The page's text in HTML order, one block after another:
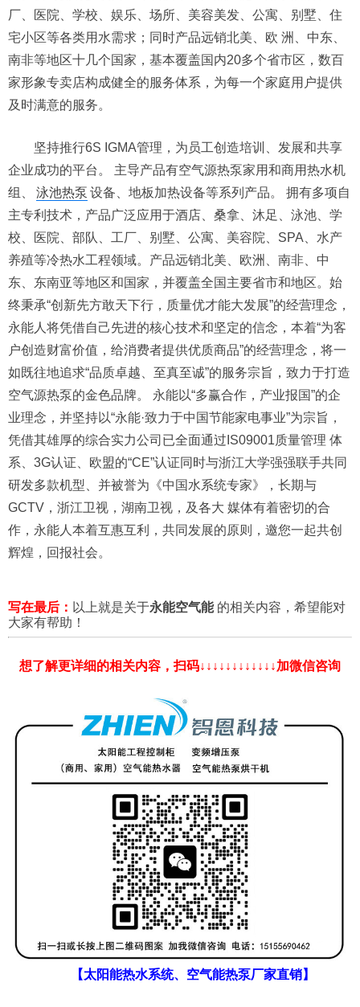
厂、医院、学校、娱乐、场所、美容美发、公寓、别墅、住
宅小区等各类用水需求；同时产品远销北美、欧 洲、中东、
南非等地区十几个国家，基本覆盖国内20多个省市区，数百
家形象专卖店构成健全的服务体系，为每一个家庭用户提供
及时满意的服务。
坚持推行6S IGMA管理，为员工创造培训、发展和共享
企业成功的平台。 主导产品有空气源热泵家用和商用热水机
组、
泳池热泵 设备、地板加热设备等系列产品。 拥有多项自
主专利技术，产品广泛应用于酒店、桑拿、沐足、泳池、学
校、医院、部队、工厂、别墅、公寓、美容院、SPA、水产
养殖等冷热水工程领域。产品远销北美、欧洲、南非、中
东、东南亚等地区和国家，并覆盖全国主要省市和地区。始
终秉承“创新先方敢天下行，质量优才能大发展”的经营理念，
永能人将凭借自己先进的核心技术和坚定的信念，本着“为客
户创造财富价值，给消费者提供优质商品”的经营理念，将一
如既往地追求“品质卓越、至真至诚”的服务宗旨，致力于打造
空气源热泵的金色品牌。 永能以“多赢合作，产业报国”的企
业理念，并坚持以“永能·致力于中国节能家电事业”为宗旨，
凭借其雄厚的综合实力公司已全面通过IS09001质量管理 体
系、3G认证、欧盟的“CE”认证同时与浙江大学强强联手共同
研发多款机型、并被誉为《中国水系统专家》，长期与
GCTV，浙江卫视，湖南卫视，及各大 媒体有着密切的合
作，永能人本着互惠互利，共同发展的原则，邀您一起共创
辉煌，回报社会。
写在最后： 以上就是关于永能空气能的相关内容，希望能对
大家有帮助！
想了解更详细的相关内容，扫码↓↓↓↓↓↓↓↓↓↓↓↓加微信咨询
【太阳能热水系统、空气能热泵厂家直销】